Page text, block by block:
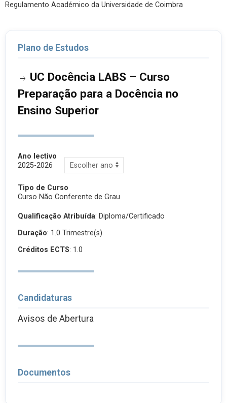
Regulamento Académico da Universidade de Coimbra
Plano de Estudos
UC Docência LABS – Curso
Preparação para a Docência no
Ensino Superior
Ano lectivo
2025-2026
Tipo de Curso
Curso Não Conferente de Grau
Qualificação Atribuída: Diploma/Certificado
Duração: 1.0 Trimestre(s)
Créditos ECTS: 1.0
Candidaturas
Avisos de Abertura
Documentos